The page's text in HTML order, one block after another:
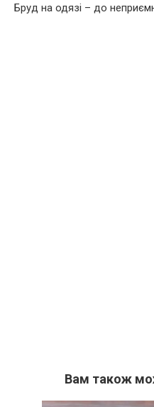
Бруд на одязі – до
Вам також